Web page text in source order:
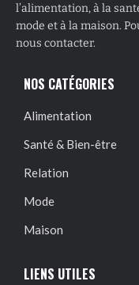
l’alimentation, à la
mode et à la maison.
nous contacter.
NOS CATÉGORIES
Alimentation
Santé & Bien-être
Relation
Mode
Maison
LIENS UTILES